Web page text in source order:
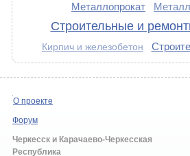
Металлопрокат
Строительные и
Кирпич и железобетон
О проекте
Форум
Черкесск и Карачаево-Черкесская
Республика